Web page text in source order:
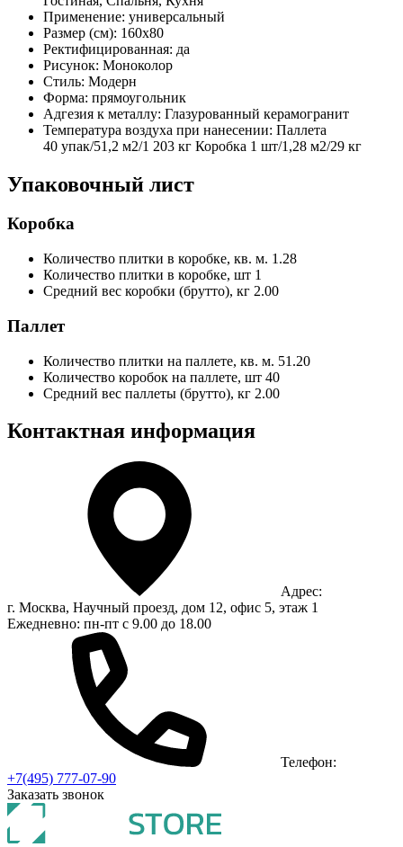
Применение: универсальный
Размер (см): 160x80
Ректифицированная: да
Рисунок: Моноколор
Стиль: Модерн
Форма: прямоугольник
Адгезия к металлу: Глазурованный керамогранит
Температура воздуха при нанесении: Паллета
40 упак/51,2 м2/1 203 кг Коробка 1 шт/1,28 м2/29 кг
Упаковочный лист
Коробка
Количество плитки в коробке, кв. м. 1.28
Количество плитки в коробке, шт 1
Средний вес коробки (брутто), кг 2.00
Паллет
Количество плитки на паллете, кв. м. 51.20
Количество коробок на паллете, шт 40
Средний вес паллеты (брутто), кг 2.00
Контактная информация
Адрес:
г. Москва, Научный проезд, дом 12, офис 5, этаж 1
Ежедневно: пн-пт с 9.00 до 18.00
Телефон:
+7(495) 777-07-90
Заказать звонок